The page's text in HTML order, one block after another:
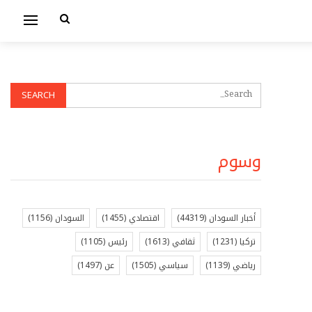
وسوم
أخبار السودان (44319) اقتصادي (1455) السودان (1156)
تركيا (1231) ثقافي (1613) رئيس (1105)
رياضي (1139) سياسي (1505) عن (1497)